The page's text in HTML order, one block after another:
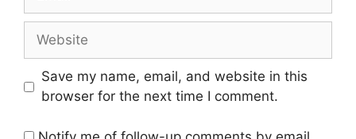
Website
Save my name, email, and website in this
browser for the next time I comment.